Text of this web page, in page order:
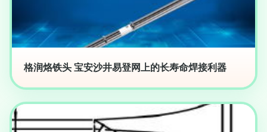
格润烙铁头 宝安沙井易登网上的长寿命焊接利器